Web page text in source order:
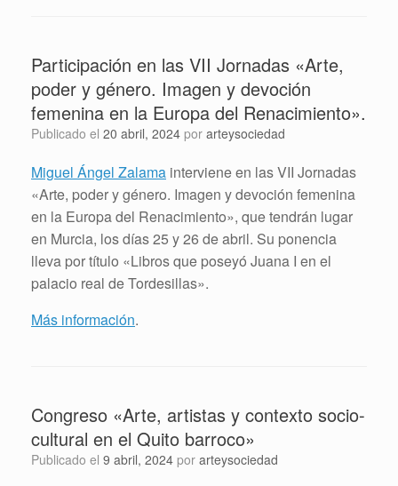
Participación en las VII Jornadas «Arte,
poder y género. Imagen y devoción
femenina en la Europa del Renacimiento».
Publicado el 20 abril, 2024 por arteysociedad
Miguel Ángel Zalama interviene en las VII Jornadas
«Arte, poder y género. Imagen y devoción femenina
en la Europa del Renacimiento», que tendrán lugar
en Murcia, los días 25 y 26 de abril. Su ponencia
lleva por título «Libros que poseyó Juana I en el
palacio real de Tordesillas».
Más información.
Congreso «Arte, artistas y contexto socio-
cultural en el Quito barroco»
Publicado el 9 abril, 2024 por arteysociedad